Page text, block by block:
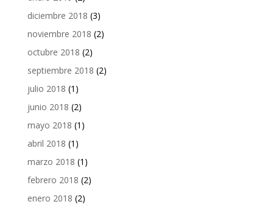
diciembre 2018 (3)
noviembre 2018 (2)
octubre 2018 (2)
septiembre 2018 (2)
julio 2018 (1)
junio 2018 (2)
mayo 2018 (1)
abril 2018 (1)
marzo 2018 (1)
febrero 2018 (2)
enero 2018 (2)